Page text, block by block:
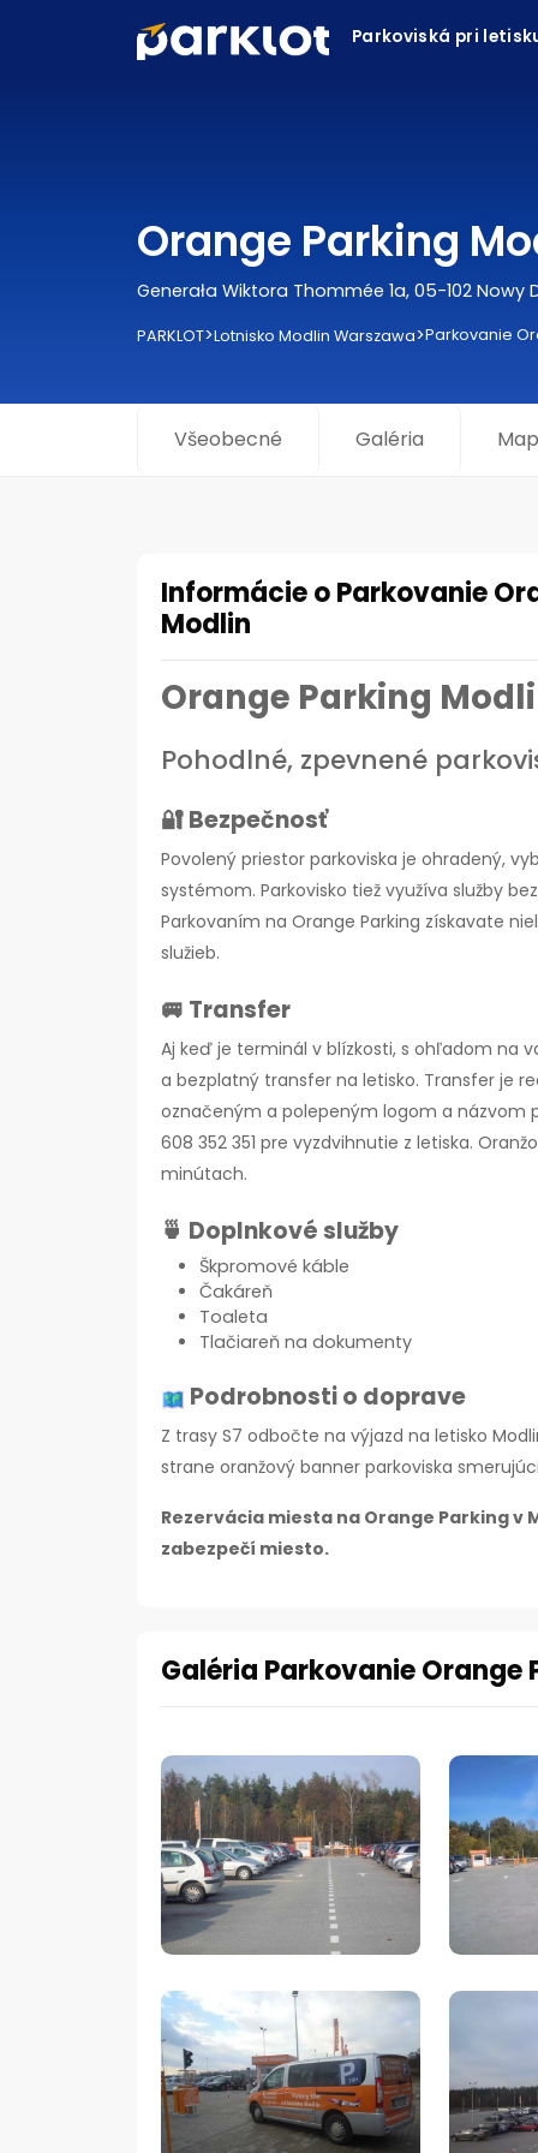
Parkoviská pri
Orange Parking
Generała Wiktora Thommée 1a, 05-102 Nowy
PARKLOT>Lotnisko Modlin Warszawa>Parkovanie
Všeobecné Galéria
Informácie o Parkovanie
Modlin
Orange Parking
Pohodlné, zpevnené
🔐 Bezpečnosť
Povolený priestor parkoviska je ohradený,
systémom. Parkovisko tiež využíva služby
Parkovaním na Orange Parking získavate
služieb.
🚐 Transfer
Aj keď je terminál v blízkosti, s ohľadom na
a bezplatný transfer na letisko. Transfer je
označeným a polepeným logom a názvom
608 352 351 pre vyzdvihnutie z letiska.
minútach.
🍵 Doplnkové služby
Škpromové káble
Čakáreň
Toaleta
Tlačiareň na dokumenty
Podrobnosti o doprave
Z trasy S7 odbočte na výjazd na letisko
strane oranžový banner parkoviska
Rezervácia miesta na Orange Parking
zabezpečí miesto.
Galéria Parkovanie Orange